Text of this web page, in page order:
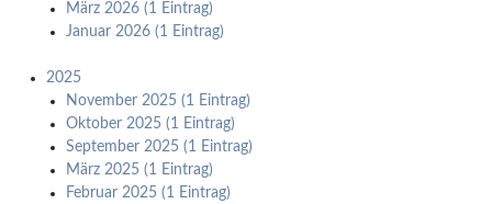
März 2026 (1 Eintrag)
Januar 2026 (1 Eintrag)
2025
November 2025 (1 Eintrag)
Oktober 2025 (1 Eintrag)
September 2025 (1 Eintrag)
März 2025 (1 Eintrag)
Februar 2025 (1 Eintrag)